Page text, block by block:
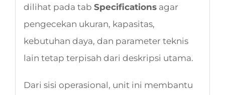
dilihat pada tab Specificationsagar
pengecekan ukuran, kapasitas,
kebutuhan daya, dan parameter teknis
lain tetap terpisah dari deskripsi utama.
Dari sisi operasional, unit ini membantu